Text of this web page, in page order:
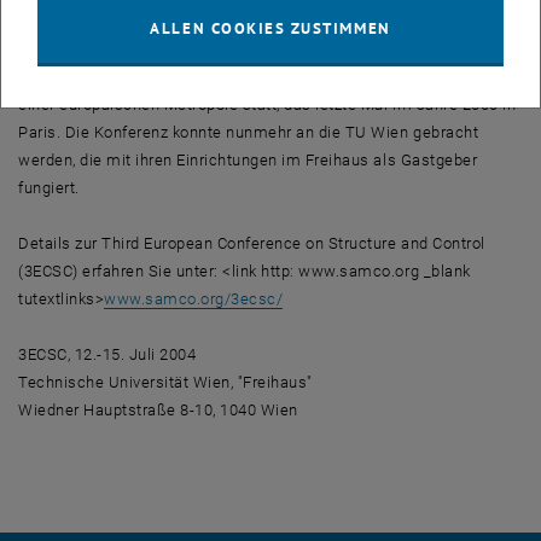
TU Wien ausgerichtet. Dieses Team verbindet eine langjährige,
einer europäischen Metropole statt, das letzte Mal im Jahre 2000 in
Paris. Die Konferenz konnte nunmehr an die TU Wien gebracht
werden, die mit ihren Einrichtungen im Freihaus als Gastgeber
fungiert.
Details zur Third European Conference on Structure and Control
(3ECSC) erfahren Sie unter: <link http: www.samco.org _blank
tutextlinks>www.samco.org/3ecsc/
3ECSC, 12.-15. Juli 2004
Technische Universität Wien, "Freihaus"
Wiedner Hauptstraße 8-10, 1040 Wien
ALLEN COOKIES ZUSTIMMEN